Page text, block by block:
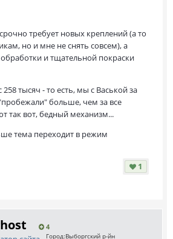
требует новых креплений (а то
но и мне не снять совсем), а
и тщательной покраски
тысяч - то есть, мы с Васькой за
больше, чем за все
так вот, бедный механизм...
тема переходит в режим
1
4
Город:Выборгский р-йн